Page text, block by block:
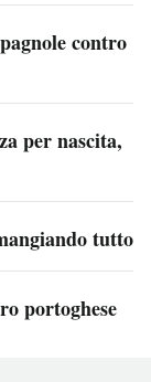
contro
per nascita,
tutto
portoghese